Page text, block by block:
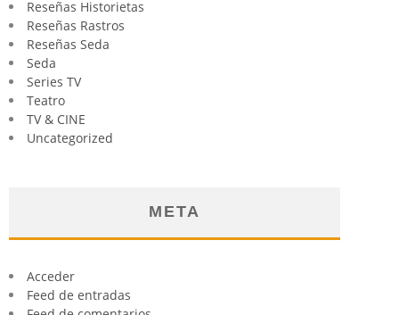
Reseñas Historietas
Reseñas Rastros
Reseñas Seda
Seda
Series TV
Teatro
TV & CINE
Uncategorized
META
Acceder
Feed de entradas